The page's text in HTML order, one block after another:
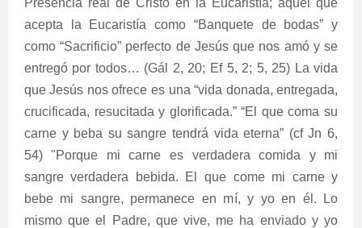
acepta la Eucaristía como “Banquete de bodas” y
como “Sacrificio” perfecto de Jesús que nos amó y se
entregó por todos… (Gál 2, 20; Ef 5, 2; 5, 25) La vida
que Jesús nos ofrece es una “vida donada, entregada,
crucificada, resucitada y glorificada.” “El que coma su
carne y beba su sangre tendrá vida eterna” (cf Jn 6,
54) "Porque mi carne es verdadera comida y mi
sangre verdadera bebida. El que come mi carne y
bebe mi sangre, permanece en mí, y yo en él. Lo
mismo que el Padre, que vive, me ha enviado y yo